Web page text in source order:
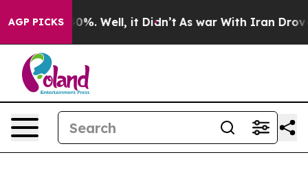
AGP PICKS40%. Well, it Didn’t As war With Iran Drove